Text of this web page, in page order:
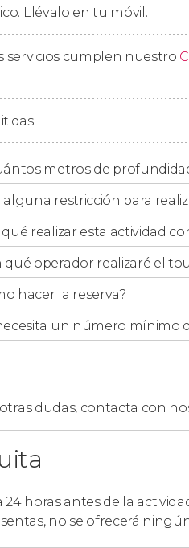
aguas, como loschuchos
a tierra firme para
Llévalo en tu móvil.
servicios cumplen nuestro
metros de
alguna restricción para
realizar esta actividad
qué operador realizaré el
hacer la reserva?
un número mínimo
dudas, contacta con
24 horas antes de la
no se ofrecerá